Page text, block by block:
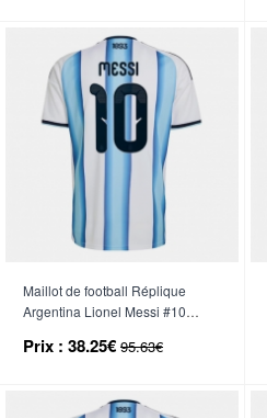
Maillot de football Réplique
Argentina Lionel Messi #10
Courte
Prix : 38.25€ 95.63€